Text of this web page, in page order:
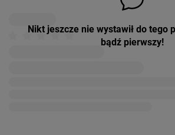
Nikt jeszcze nie wystawił do tego
bądź pierwszy!